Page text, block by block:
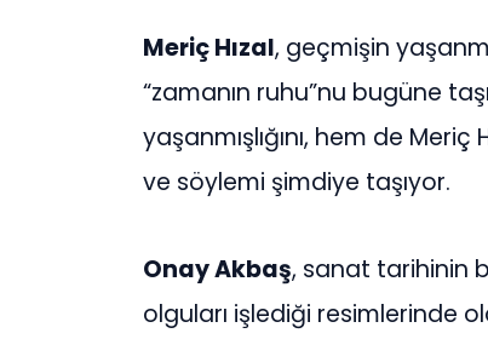
Meriç Hızal, geçmişin
“zamanın ruhu”nu bugüne
yaşanmışlığını, hem de
ve söylemi şimdiye taşıyor.
Onay Akbaş, sanat tarihinin
olguları işlediği resimlerinde